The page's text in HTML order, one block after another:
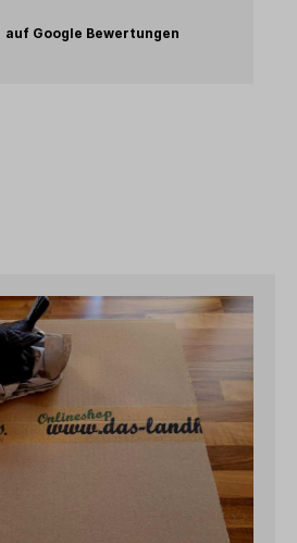
auf Google Bewertungen